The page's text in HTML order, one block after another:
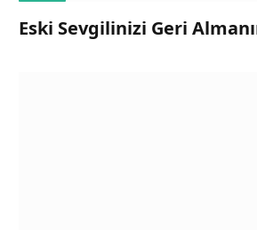
Eski Sevgilinizi Geri